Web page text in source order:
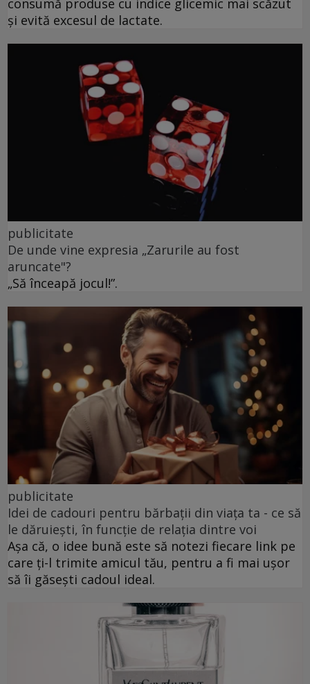
consumă produse cu indice glicemic mai scăzut
și evită excesul de lactate.
publicitate
De unde vine expresia „Zarurile au fost
aruncate"?
„Să înceapă jocul!”.
publicitate
Idei de cadouri pentru bărbații din viața ta - ce să
le dăruiești, în funcție de relația dintre voi
Așa că, o idee bună este să notezi fiecare link pe
care ți-l trimite amicul tău, pentru a fi mai ușor
să îi găsești cadoul ideal.